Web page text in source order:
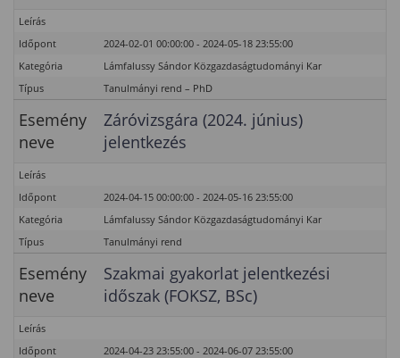
Leírás
Időpont
2024-02-01 00:00:00 - 2024-05-18 23:55:00
Kategória
Lámfalussy Sándor Közgazdaságtudományi Kar
Típus
Tanulmányi rend – PhD
Esemény
neve
Záróvizsgára (2024. június)
jelentkezés
Leírás
Időpont
2024-04-15 00:00:00 - 2024-05-16 23:55:00
Kategória
Lámfalussy Sándor Közgazdaságtudományi Kar
Típus
Tanulmányi rend
Esemény
neve
Szakmai gyakorlat jelentkezési
időszak (FOKSZ, BSc)
Leírás
Időpont
2024-04-23 23:55:00 - 2024-06-07 23:55:00